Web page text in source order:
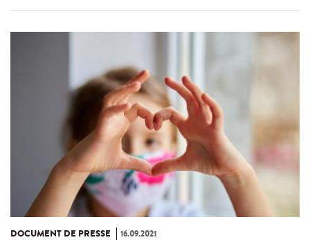
DOCUMENT DE PRESSE 16.09.2021